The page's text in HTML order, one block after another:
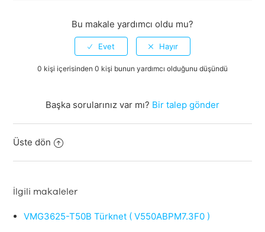
Bu makale yardımcı oldu mu?
0 kişi içerisinden 0 kişi bunun yardımcı olduğunu düşündü
Başka sorularınız var mı? Bir talep gönder
Üste dön
İlgili makaleler
VMG3625-T50B Türknet ( V550ABPM7.3F0 )